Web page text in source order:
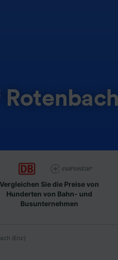
Vergleichen Sie die Preise von
Hunderten von Bahn- und
Busunternehmen
(Enz)